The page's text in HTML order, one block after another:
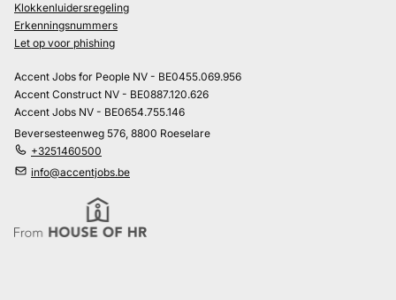
Klokkenluidersregeling
Erkenningsnummers
Let op voor phishing
Accent Jobs for People NV - BE0455.069.956
Accent Construct NV - BE0887.120.626
Accent Jobs NV - BE0654.755.146
Beversesteenweg 576, 8800 Roeselare
+3251460500
info@accentjobs.be